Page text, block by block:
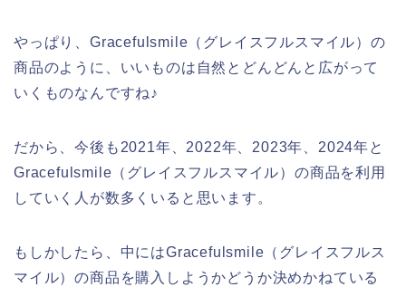
やっぱり、Gracefulsmile（グレイスフルスマイル）の
商品のように、いいものは自然とどんどんと広がって
いくものなんですね♪
だから、今後も2021年、2022年、2023年、2024年と
Gracefulsmile（グレイスフルスマイル）の商品を利用
していく人が数多くいると思います。
もしかしたら、中にはGracefulsmile（グレイスフルス
マイル）の商品を購入しようかどうか決めかねている